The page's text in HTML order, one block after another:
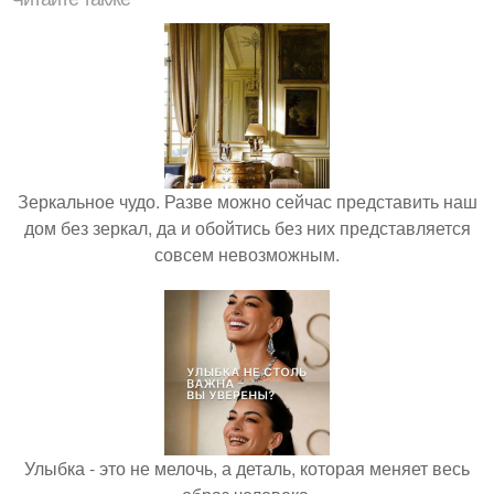
Зеркальное чудо. Разве можно сейчас представить наш
дом без зеркал, да и обойтись без них представляется
совсем невозможным.
Улыбка - это не мелочь, а деталь, которая меняет весь